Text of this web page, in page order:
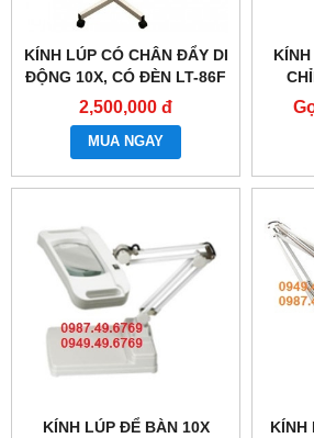
KÍNH LÚP CÓ CHÂN ĐẨY DI
ĐỘNG 10X, CÓ ĐÈN LT-86F
2,500,000 đ
MUA NGAY
KÍNH LÚP ĐỂ BÀN 10X
KÍNH